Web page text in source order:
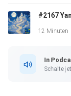
#2167
12 Minuten
In
Schalte